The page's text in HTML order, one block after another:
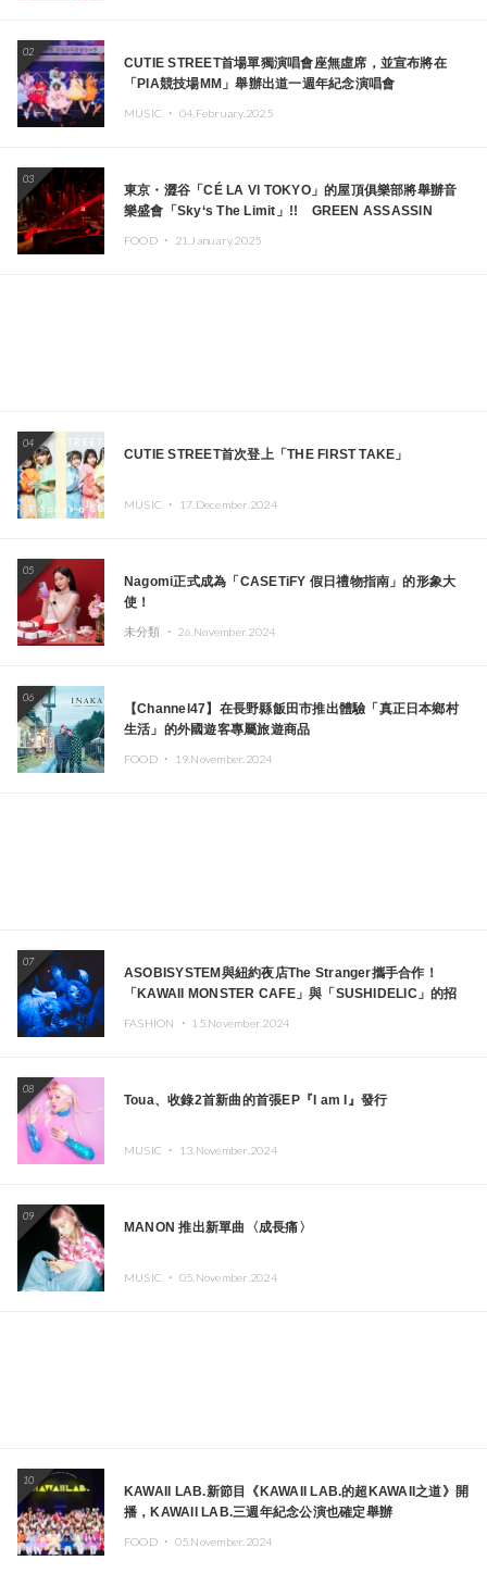
02
CUTIE STREET首場單獨演唱會座無虛席，並宣布將在
「PIA競技場MM」舉辦出道一週年紀念演唱會
MUSIC ・ 04.February.2025
03
東京・澀谷「CÉ LA VI TOKYO」的屋頂俱樂部將舉辦音
樂盛會「Sky‘s The Limit」!! GREEN ASSASSIN
本頂尖DJ及創作者齊聚一堂
FOOD ・ 21.January.2025
04
CUTIE STREET首次登上「THE FIRST TAKE」
MUSIC ・ 17.December.2024
05
Nagomi正式成為「CASETiFY 假日禮物指南」的形象大
使！
未分類 ・ 26.November.2024
06
【Channel47】在長野縣飯田市推出體驗「真正日本鄉村
生活」的外國遊客專屬旅遊商品
FOOD ・ 19.November.2024
07
ASOBISYSTEM與紐約夜店The Stranger攜手合作！
「KAWAII MONSTER CAFE」與「SUSHIDELIC」的招
FASHION ・ 15.November.2024
08
Toua、收錄2首新曲的首張EP『I am I』發行
MUSIC ・ 13.November.2024
09
MANON 推出新單曲〈成長痛〉
MUSIC ・ 05.November.2024
10
KAWAII LAB.新節目《KAWAII LAB.的超KAWAII之道》開
播，KAWAII LAB.三週年紀念公演也確定舉辦
FOOD ・ 05.November.2024